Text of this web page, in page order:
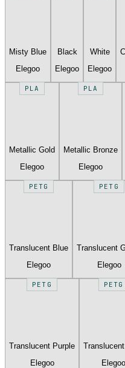
Misty Blue
Elegoo
Black
Elegoo
White
Elegoo
PLA
Metallic Gold
Elegoo
PLA
Metallic Bronze
Elegoo
PETG
Translucent Blue
Elegoo
PETG
Translucent
Elegoo
PETG
Translucent Purple
Elegoo
PETG
Elegoo